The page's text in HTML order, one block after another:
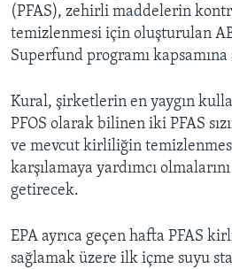
(PFAS), zehirli maddelerin
temizlenmesi için oluşturulan
Superfund programı kapsamına
Kural, şirketlerin en yaygın
PFOS olarak bilinen iki PFAS
ve mevcut kirliliğin
karşılamaya yardımcı
getirecek.
EPA ayrıca geçen hafta PFAS
sağlamak üzere ilk içme suyu